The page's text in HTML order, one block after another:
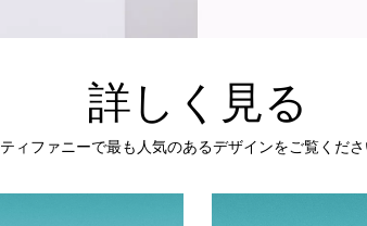
詳しく見る
ティファニーで最も人気のあるデザインをご覧くださ